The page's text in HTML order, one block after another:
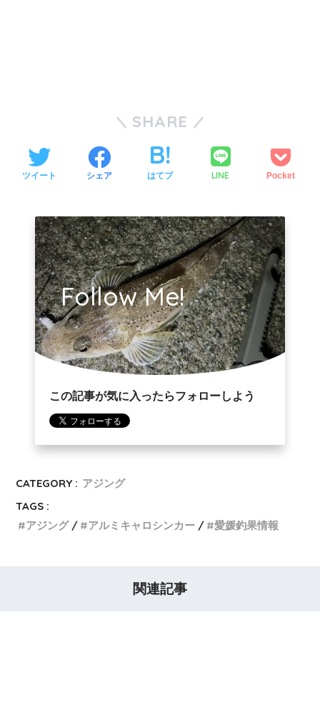
SHARE
ツイート シェア はてブ LINE Pocket
Follow Me!
この記事が気に入ったらフォローしよう
CATEGORY : アジング
TAGS :
アジング
アルミキャロシンカー 愛媛釣果情報
関連記事